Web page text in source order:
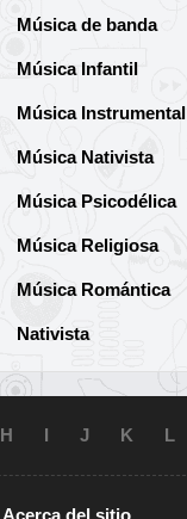
Música de banda
Música Infantil
Música Instrumental
Música Nativista
Música Psicodélica
Música Religiosa
Música Romántica
Nativista
H I J K L
Acerca del sitio